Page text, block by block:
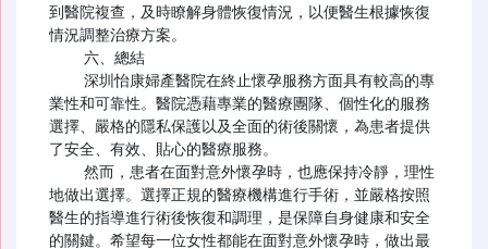
到醫院複查，及時瞭解身體恢復情況，以便醫生根據恢復
情況調整治療方案。
業性和可靠性。醫院憑藉專業的醫療團隊、個性化的服務
選擇、嚴格的隱私保護以及全面的術後關懷，為患者提供
了安全、有效、貼心的醫療服務。
地做出選擇。選擇正規的醫療機構進行手術，並嚴格按照
醫生的指導進行術後恢復和調理，是保障自身健康和安全
的關鍵。希望每一位女性都能在面對意外懷孕時，做出最